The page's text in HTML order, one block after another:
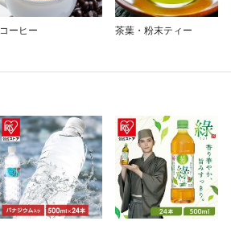
コーヒー 茶葉・粉末ティー